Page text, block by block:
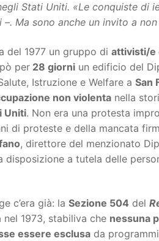
Stati Uniti. «Le conquiste di
–. Ma sono anche un invito a
del 1977 un gruppo di attivisti/e
per 28 giorni un edificio del
Istruzione e Welfare a San
non violenta nella
Uniti. Non era una protesta
di proteste e della mancata
, direttore del menzionato
disposizione a tutela delle
c’era già: la Sezione 504 del
1973, stabiliva che nessuna
essere esclusa da